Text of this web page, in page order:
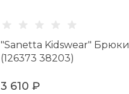
"Sanetta Kidswear" Брюки
(126373 38203)
3 610 ₽